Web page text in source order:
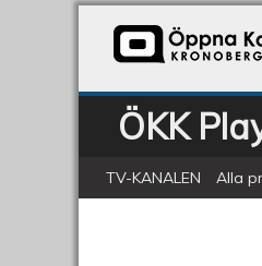
ÖKK
TV-KANALEN Alla